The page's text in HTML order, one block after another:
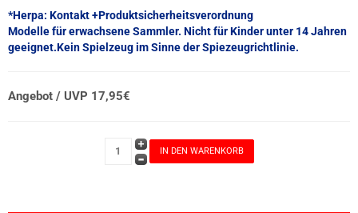
*Herpa: Kontakt +Produktsicherheitsverordnung
Modelle für erwachsene Sammler. Nicht für Kinder unter 14 Jahren
geeignet.Kein Spielzeug im Sinne der Spiezeugrichtlinie.
Angebot / UVP 17,95€